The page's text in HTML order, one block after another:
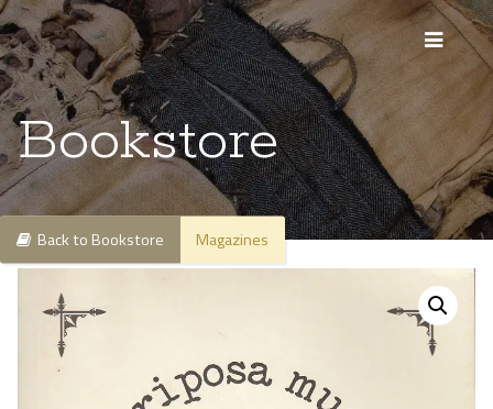
Bookstore
Back to Bookstore Magazines